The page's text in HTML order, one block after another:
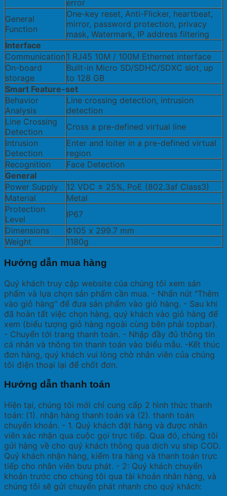
error
General
Function
One-key reset, Anti-Flicker, heartbeat,
mirror, password protection, privacy
mask, Watermark, IP address filtering
Interface
Communication 1 RJ45 10M / 100M Ethernet interface
On-board
storage
Built-in Micro SD/SDHC/SDXC slot, up
to 128 GB
Smart Feature-set
Behavior
Analysis
Line crossing detection, intrusion
detection
Line Crossing
Detection
Cross a pre-defined virtual line
Intrusion
Detection
Enter and loiter in a pre-defined virtual
region
Recognition
Face Detection
General
Power Supply
12 VDC ± 25%, PoE (802.3af Class3)
Material
Metal
Protection
Level
IP67
Dimensions
Φ105 x 299.7 mm
Weight
1180g
Hướng dẫn mua hàng
Quý khách truy cập website của chúng tôi xem sản
phẩm và lựa chọn sản phẩm cần mua. - Nhấn nút "Thêm
vào giỏ hàng" để đưa sản phẩm vào giỏ hàng. - Sau khi
đã hoàn tất việc chọn hàng, quý khách vào giỏ hàng để
xem (biểu tượng giỏ hàng ngoài cùng bên phải topbar).
- Chuyển tới trang thanh toán. - Nhập đầy đủ thông tin
cá nhân và thông tin thanh toán vào biểu mẫu. -Kết thúc
đơn hàng, quý khách vui lòng chờ nhân viên của chúng
tôi điện thoại lại để chốt đơn.
Hướng dẫn thanh toán
Hiện tại, chúng tôi mới chỉ cung cấp 2 hình thức thanh
toán: (1). nhận hàng thanh toán và (2). thanh toán
chuyển khoản. - 1. Quý khách đặt hàng và được nhân
viên xác nhận qua cuộc gọi trực tiếp. Qua đó, chúng tôi
gửi hàng về cho quý khách thông qua dịch vụ ship COD.
Quý khách nhận hàng, kiểm tra hàng và thanh toán trực
tiếp cho nhân viên bưu phát. - 2: Quý khách chuyển
khoản trước cho chúng tôi qua tài khoản nhân hàng, và
chúng tôi sẽ gửi chuyển phát nhanh cho quý khách: